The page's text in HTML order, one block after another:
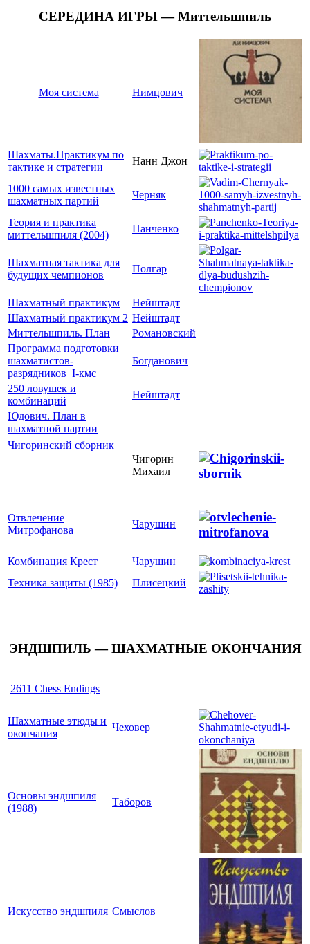
СЕРЕДИНА ИГРЫ — Миттельшпиль
Моя система Нимцович
Шахматы.Практикум по
тактике и стратегии
Нанн Джон
1000 самых известных
шахматных партий
Черняк
Теория и практика
миттельшпиля (2004)
Панченко
Шахматная тактика для
будущих чемпионов
Полгар
Шахматный практикум
Нейштадт
Шахматный практикум 2 Нейштадт
Миттельшпиль. План
Романовский
Программа подготовки
шахматистов-
разрядников_I-кмс
Богданович
250 ловушек и
комбинаций
Нейштадт
Юдович. План в
шахматной партии
Чигоринский сборник
Чигорин
Михаил
Отвлечение
Митрофанова
Чарушин
Комбинация Крест
Чарушин
Техника защиты (1985)
Плисецкий
ЭНДШПИЛЬ — ШАХМАТНЫЕ ОКОНЧАНИЯ
2611 Chess Endings
Шахматные этюды и
окончания
Чеховер
Основы эндшпиля
(1988)
Таборов
Искусство эндшпиля Смыслов